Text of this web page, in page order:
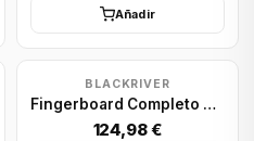
Añadir
BLACKRIVER
Fingerboard Completo Blackriver: Krom Kendama
124,98 €